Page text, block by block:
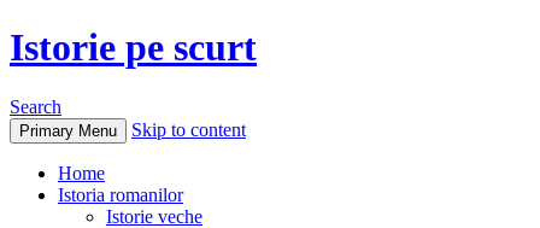
Istorie pe scurt
Search
Primary Menu Skip to content
Home
Istoria romanilor
Istorie veche